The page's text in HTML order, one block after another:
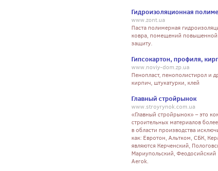
Гидроизоляционная
www.zont.ua
Паста полимерная
ковра, помещений
защиту.
Гипсокартон, профиля,
www.noviy-dom.zp.ua
Пенопласт, пенополистирол и
кирпич, штукатурки, клей
Главный стройрынок
www.stroyrynok.com.ua
«Главный стройрынок» – это
строительных материалов
в области производства
как: Евротон, Альтком, СБК,
являются Керченский,
Мариупольский, Феодосийский
Aerok.